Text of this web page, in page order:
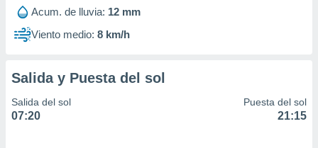
Acum. de lluvia: 12 mm
Viento medio: 8 km/h
Salida y Puesta del sol
Salida del sol
07:20
Puesta del sol
21:15